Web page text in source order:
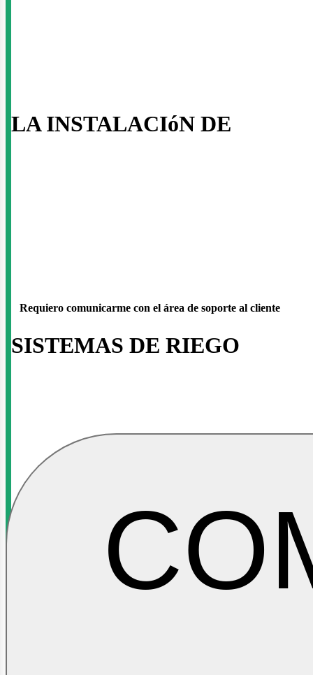
LA INSTALACIóN DE
SISTEMAS DE RIEGO
TECNIFICADO POR GOTEO
Requiero comunicarme con el área de soporte al cliente